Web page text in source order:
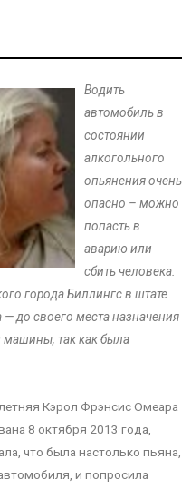
Водить
автомобиль в
состоянии
алкогольного
опьянения очень
опасно – можно
попасть в
аварию или
сбить человека.
города Биллингс в штате
до своего места назначения
машины, так как была
Кэрол Фрэнсис Омеара
8 октября 2013 года,
что была настолько пьяна,
и попросила